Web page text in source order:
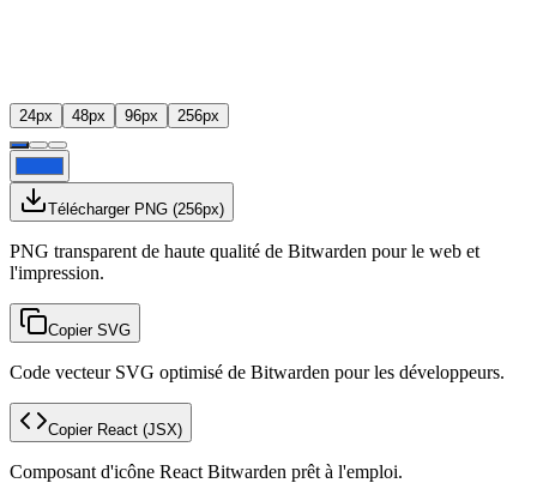
24px 48px 96px 256px
Télécharger PNG (256px)
PNG transparent de haute qualité de Bitwarden pour le web et
l'impression.
Copier SVG
Code vecteur SVG optimisé de Bitwarden pour les développeurs.
Copier React (JSX)
Composant d'icône React Bitwarden prêt à l'emploi.